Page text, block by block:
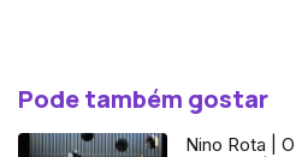
Pode também gostar
Nino Rota |